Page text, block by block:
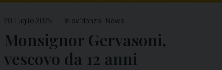
20 Luglio 2025 In evidenza News
Monsignor Gervasoni,
vescovo da 12 anni